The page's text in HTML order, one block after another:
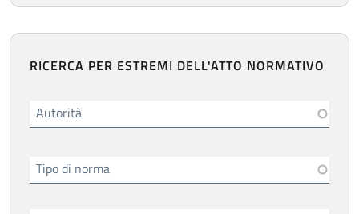
RICERCA PER ESTREMI DELL'ATTO NORMATIVO
Autorità
Tipo di norma